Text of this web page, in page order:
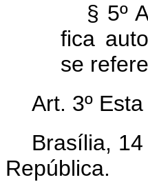
§ 5º
fica
se
Art. 3º
Brasília,
República.